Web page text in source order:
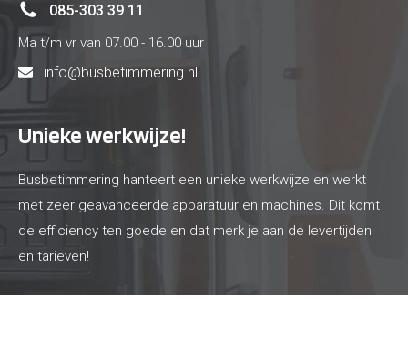
085-303 39 11
Ma t/m vr van 07.00 - 16.00 uur
info@busbetimmering.nl
Unieke werkwijze!
Busbetimmering hanteert een unieke werkwijze en werkt
met zeer geavanceerde apparatuur en machines. Dit komt
de efficiency ten goede en dat merk je aan de levertijden
en tarieven!